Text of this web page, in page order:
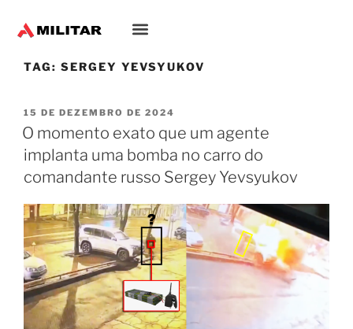
TAG: SERGEY YEVSYUKOV
15 DE DEZEMBRO DE 2024
O momento exato que um agente
implanta uma bomba no carro do
comandante russo Sergey Yevsyukov